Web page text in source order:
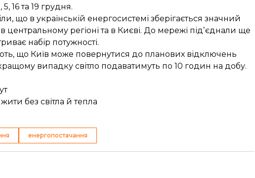
5, 16 та 19 грудня.
, що в українській енергосистемі зберігається значний
центральному регіоні та в Києві. До мережі підʼєднали ще
набір потужності.
, що Київ може повернутися до планових відключень
випадку світло подаватимуть по 10 годин на добу.
без світла й тепла
енергопостачання